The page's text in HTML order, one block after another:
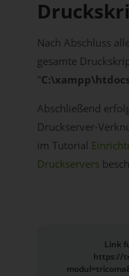
Nach Abschluss
gesamte
"
Abschließend
Druckserver-
im Tutorial
Druckservers
Link
https://